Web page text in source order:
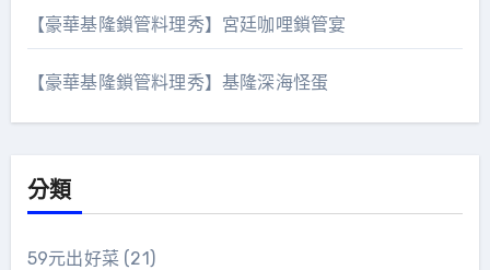
【豪華基隆鎖管料理秀】宮廷咖哩鎖管宴
【豪華基隆鎖管料理秀】基隆深海怪蛋
分類
59元出好菜 (21)